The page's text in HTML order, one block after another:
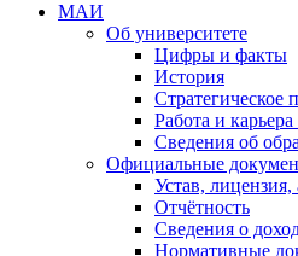
МАИ
Об университете
Цифры и факты
История
Стратегическое
Работа и
Сведения об
Официальные
Устав, лицензия,
Отчётность
Сведения о
Нормативные